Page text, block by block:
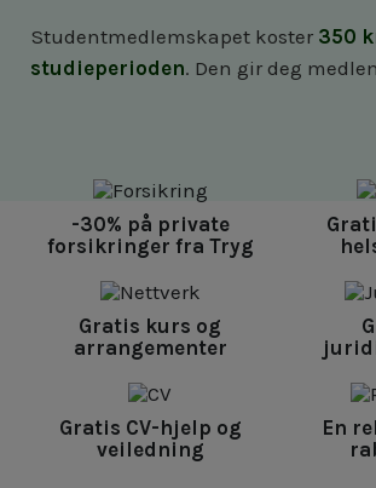
Studentmedlemskapet koster 350
studieperioden. Den gir deg
-30% på private
forsikringer fra Tryg
Gratis kurs og
arrangementer
Gratis CV-hjelp og
veiledning
En